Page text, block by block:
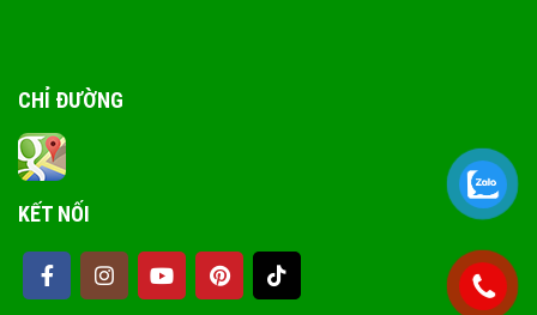
CHỈ ĐƯỜNG
KẾT NỐI